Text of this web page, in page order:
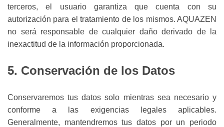
terceros, el usuario garantiza que cuenta con su
autorización para el tratamiento de los mismos. AQUAZEN
no será responsable de cualquier daño derivado de la
inexactitud de la información proporcionada.
5. Conservación de los Datos
Conservaremos tus datos solo mientras sea necesario y
conforme a las exigencias legales aplicables.
Generalmente, mantendremos tus datos por un periodo